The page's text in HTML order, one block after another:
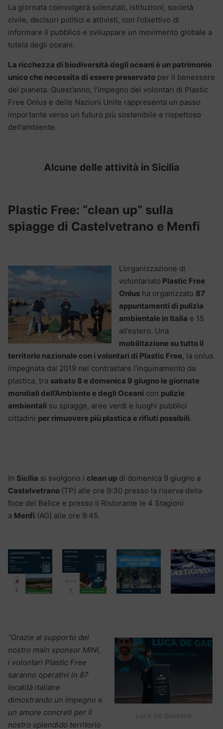
La giornata coinvolgerà scienziati, istituzioni, società
civile, decisori politici e attivisti, con l’obiettivo di
informare il pubblico e sviluppare un movimento globale a
tutela degli oceani.
La ricchezza di biodiversità degli oceani è un patrimonio
unico che necessita di essere preservato per il benessere
del pianeta. Quest’anno, l’impegno dei volontari di Plastic
Free Onlus e delle Nazioni Unite rappresenta un passo
importante verso un futuro più sostenibile e rispettoso
dell’ambiente.
Alcune delle attività in Sicilia
Plastic Free: “clean up” sulla
spiagge di Castelvetrano e Menfi
L’organizzazione di
volontariato Plastic Free
Onlus ha organizzato 87
appuntamenti di pulizia
ambientale in Italia e 15
all’estero. Una
mobilitazione su tutto il
territorio nazionale con i volontari di Plastic Free, la onlus
impegnata dal 2019 nel contrastare l’inquinamento da
plastica, tra sabato 8 e domenica 9 giugno le giornate
mondiali dell’Ambiente e degli Oceani con pulizie
ambientali su spiagge, aree verdi e luoghi pubblici
cittadini per rimuovere più plastica e rifiuti possibili.
In Sicilia si svolgono i clean up di domenica 9 giugno a
Castelvetrano (TP) alle ore 9:30 presso la riserva della
foce del Belice e presso il Ristorante le 4 Stagioni
a Menfi (AG) alle ore 9:45.
Luca De Gaetano
“Grazie al supporto del
nostro main sponsor MINI,
i volontari Plastic Free
saranno operativi in 87
località italiane
dimostrando un impegno e
un amore concreti per il
nostro splendido territorio